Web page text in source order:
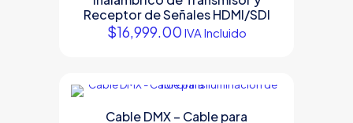
Receptor de Señales HDMI/SDI
$16,999.00 IVA Incluido
Cable DMX – Cable para